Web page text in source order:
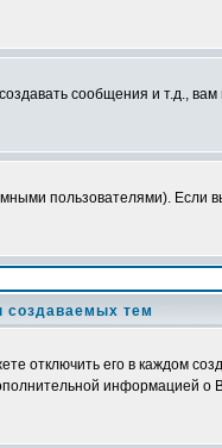
сообщения и т.д.,
пользователями). Если
создаваемых тем
отключить его в каждом
информацией о